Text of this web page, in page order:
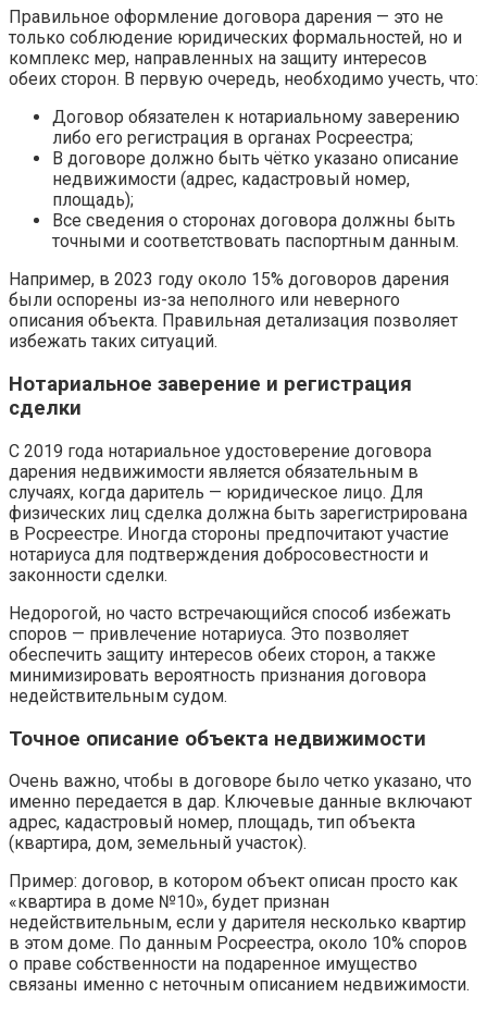
Правильное оформление договора дарения — это не
только соблюдение юридических формальностей, но и
комплекс мер, направленных на защиту интересов
обеих сторон. В первую очередь, необходимо учесть, что:
Договор обязателен к нотариальному заверению
либо его регистрация в органах Росреестра;
В договоре должно быть чётко указано описание
недвижимости (адрес, кадастровый номер,
площадь);
Все сведения о сторонах договора должны быть
точными и соответствовать паспортным данным.
Например, в 2023 году около 15% договоров дарения
были оспорены из-за неполного или неверного
описания объекта. Правильная детализация позволяет
избежать таких ситуаций.
Нотариальное заверение и регистрация
сделки
С 2019 года нотариальное удостоверение договора
дарения недвижимости является обязательным в
случаях, когда даритель — юридическое лицо. Для
физических лиц сделка должна быть зарегистрирована
в Росреестре. Иногда стороны предпочитают участие
нотариуса для подтверждения добросовестности и
законности сделки.
Недорогой, но часто встречающийся способ избежать
споров — привлечение нотариуса. Это позволяет
обеспечить защиту интересов обеих сторон, а также
минимизировать вероятность признания договора
недействительным судом.
Точное описание объекта недвижимости
Очень важно, чтобы в договоре было четко указано, что
именно передается в дар. Ключевые данные включают
адрес, кадастровый номер, площадь, тип объекта
(квартира, дом, земельный участок).
Пример: договор, в котором объект описан просто как
«квартира в доме №10», будет признан
недействительным, если у дарителя несколько квартир
в этом доме. По данным Росреестра, около 10% споров
о праве собственности на подаренное имущество
связаны именно с неточным описанием недвижимости.